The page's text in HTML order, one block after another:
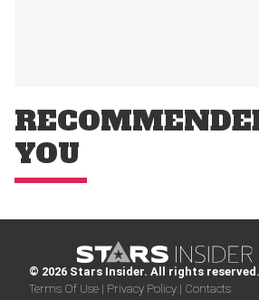
YOU
© 2026 Stars Insider. All rights reserved.
Terms Of Use | Privacy Policy | Contacts